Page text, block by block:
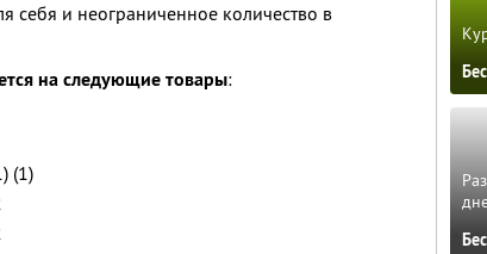
себя и неограниченное количество в
на следующие товары:
(1)